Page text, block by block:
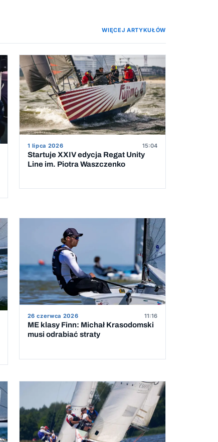
WIĘCEJ ARTYKUŁÓW
1 lipca 2026 15:04
Startuje XXIV edycja Regat Unity
Line im. Piotra Waszczenko
26 czerwca 2026 11:16
ME klasy Finn: Michał Krasodomski
musi odrabiać straty